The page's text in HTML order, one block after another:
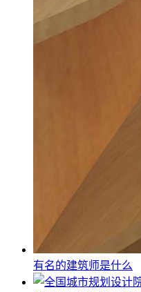
有名的建筑师是什么